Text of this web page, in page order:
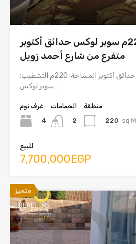
للبيع شقة 220م سوبر لوكس حدائق أكتوبر
متفرع من شارع أحمد زويل
كود: 8009 الموقع: حدائق أكتوبر المساحة: 220م التشطيب:
سوبر لوكس…
غرف نوم
4
الحمامات
2
منطقة
220 sq M
للبيع
7,700,000EGP
متميز